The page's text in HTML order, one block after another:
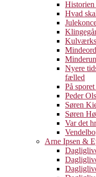
Historien
Hvad
Nyere
fælled
På
Peder
Søren
Søren
Var det
Arne Ipsen &